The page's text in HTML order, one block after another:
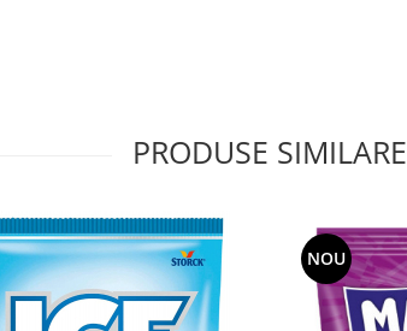
PRODUSE SIMILARE
NOU